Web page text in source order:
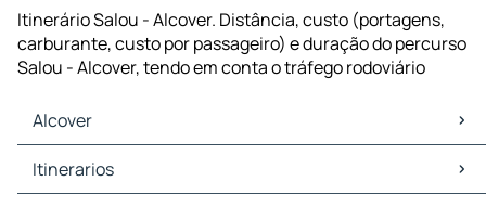
Itinerário Salou - Alcover. Distância, custo (portagens,
carburante, custo por passageiro) e duração do percurso
Salou - Alcover, tendo em conta o tráfego rodoviário
Alcover
Alcover Mapas Plantas
Alcover Trafego
Itinerarios